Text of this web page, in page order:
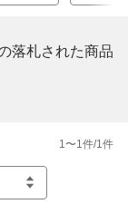
落札された商品
1 〜1 件/1 件